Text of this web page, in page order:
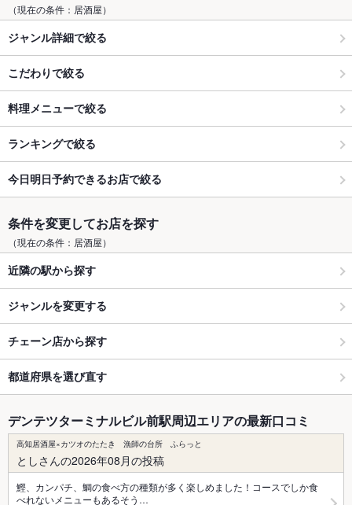
（現在の条件：居酒屋）
ジャンル詳細で絞る
こだわりで絞る
料理メニューで絞る
ランキングで絞る
今日明日予約できるお店で絞る
条件を変更してお店を探す
（現在の条件：居酒屋）
近隣の駅から探す
ジャンルを変更する
チェーン店から探す
都道府県を選び直す
デンテツターミナルビル前駅周辺エリアの最新口コミ
高知居酒屋×カツオのたたき 漁師の台所 ふらっと
としさんの2026年08月の投稿
鰹、カンパチ、鯛の食べ方の種類が多く楽しめました！コースでしか食
べれないメニューもあるそう…